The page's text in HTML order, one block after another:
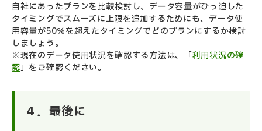
自社にあったプランを比較検討し、データ容量がひっ迫した
タイミングでスムーズに上限を追加するためにも、データ使
用容量が50％を超えたタイミングでどのプランにするか検討
しましょう。
※現在のデータ使用状況を確認する方法は、「利用状況の確
認」をご確認ください。
４．最後に